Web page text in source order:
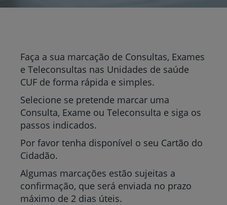
PT EN
Faça a sua marcação de Consultas, Exames
e Teleconsultas nas Unidades de saúde
CUF de forma rápida e simples.
Selecione se pretende marcar uma
Consulta, Exame ou Teleconsulta e siga os
passos indicados.
Por favor tenha disponível o seu Cartão do
Cidadão.
Algumas marcações estão sujeitas a
confirmação, que será enviada no prazo
máximo de 2 dias úteis.